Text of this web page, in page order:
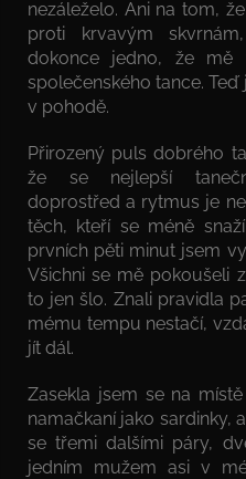
nezáleželo. Ani na tom,
proti krvavým
dokonce jedno, že mě
společenského tance.
v pohodě.
Přirozený puls dobrého
že se nejlepší
doprostřed a rytmus je
těch, kteří se méně
prvních pěti minut jsem
Všichni se mě pokoušeli
to jen šlo. Znali pravidla
mému tempu nestačí,
jít dál.
Zasekla jsem se na
namačkaní jako sardinky,
se třemi dalšími páry,
jedním mužem asi v